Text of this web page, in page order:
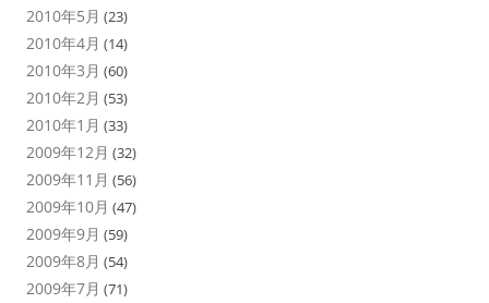
2010年5月 (23)
2010年4月 (14)
2010年3月 (60)
2010年2月 (53)
2010年1月 (33)
2009年12月 (32)
2009年11月 (56)
2009年10月 (47)
2009年9月 (59)
2009年8月 (54)
2009年7月 (71)